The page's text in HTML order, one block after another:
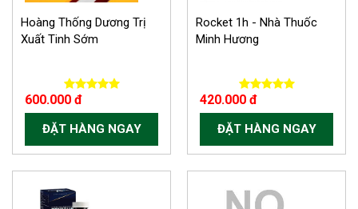
Hoàng Thống Dương Trị
Xuất Tinh Sớm
600.000 đ
ĐẶT HÀNG NGAY
Rocket 1h - Nhà Thuốc
Minh Hương
420.000 đ
ĐẶT HÀNG NGAY